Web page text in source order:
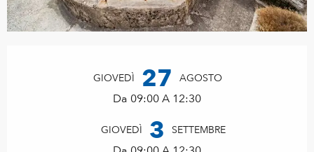
GIOVEDÌ 27 AGOSTO
Da 09:00 A 12:30
GIOVEDÌ 3 SETTEMBRE